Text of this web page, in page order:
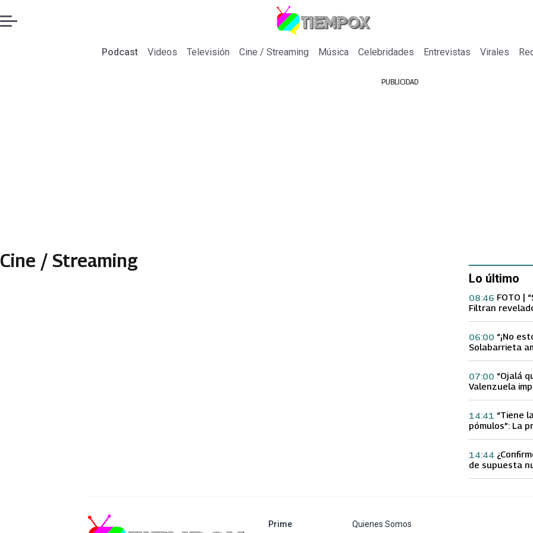
Podcast Videos Televisión Cine / Streaming Música Celebridades Entrevistas Virales
PUBLICIDAD
Cine / Streaming
Lo último
FOTO |
Filtran
08:46
“¡No
Solabarrieta
06:00
“Ojalá
Valenzuela
07:00
“Tiene
pómulos”: La
14:41
de supuesta
14:44
Primeabre en nueva pestañaQuienes Somos